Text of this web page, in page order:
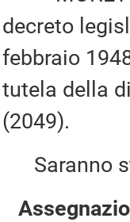
decreto
febbraio
tutela della
(2049).
Saranno